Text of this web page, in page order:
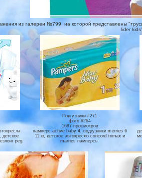
из галереи №799, на которой представлены
lider
детское
peg
Подгузники #271
фото #264
1687 просмотров
памперс active baby 4, подгузники merries 6
11 кг, детское автокресло concord trimax и
marries памперсы.